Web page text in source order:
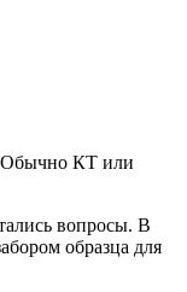
Обычно КТ или
вопросы. В
образца для